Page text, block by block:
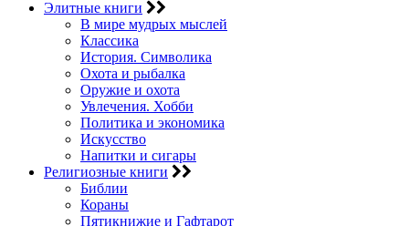
Элитные книги
В мире мудрых мыслей
Классика
История. Символика
Охота и рыбалка
Оружие и охота
Увлечения. Хобби
Политика и экономика
Искусство
Напитки и сигары
Религиозные книги
Библии
Кораны
Пятикнижие и Гафтарот